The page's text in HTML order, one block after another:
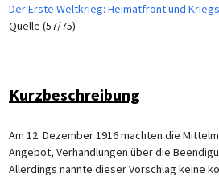
Der Erste Weltkrieg: Heimatfront und
Quelle (57/75)
Kurzbeschreibung
Am 12. Dezember 1916 machten die
Angebot, Verhandlungen über die
Allerdings nannte dieser Vorschlag keine